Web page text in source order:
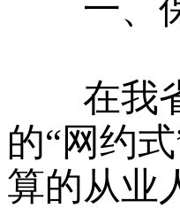
一、保
在我省
的“网约
算的从业